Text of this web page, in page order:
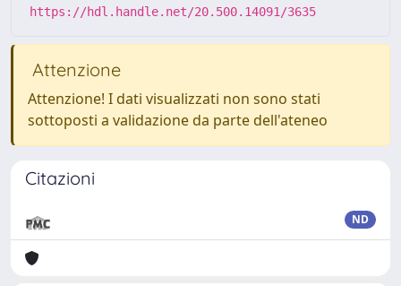
https://hdl.handle.net/20.500.14091/3635
Attenzione
Attenzione! I dati visualizzati non sono stati
sottoposti a validazione da parte dell'ateneo
Citazioni
ND